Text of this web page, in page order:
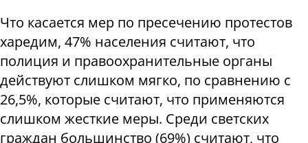
Что касается мер по пресечению протестов
харедим, 47% населения считают, что
полиция и правоохранительные органы
действуют слишком мягко, по сравнению с
26,5%, которые считают, что применяются
слишком жесткие меры. Среди светских
граждан большинство (69%) считают, что